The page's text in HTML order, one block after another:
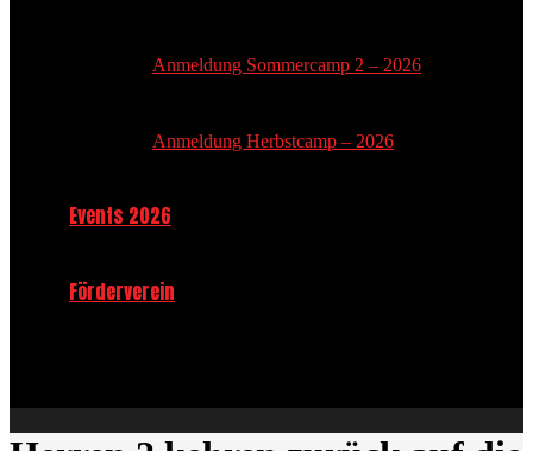
Anmeldung Sommercamp 2 – 2026
Anmeldung Herbstcamp – 2026
Events 2026
Förderverein